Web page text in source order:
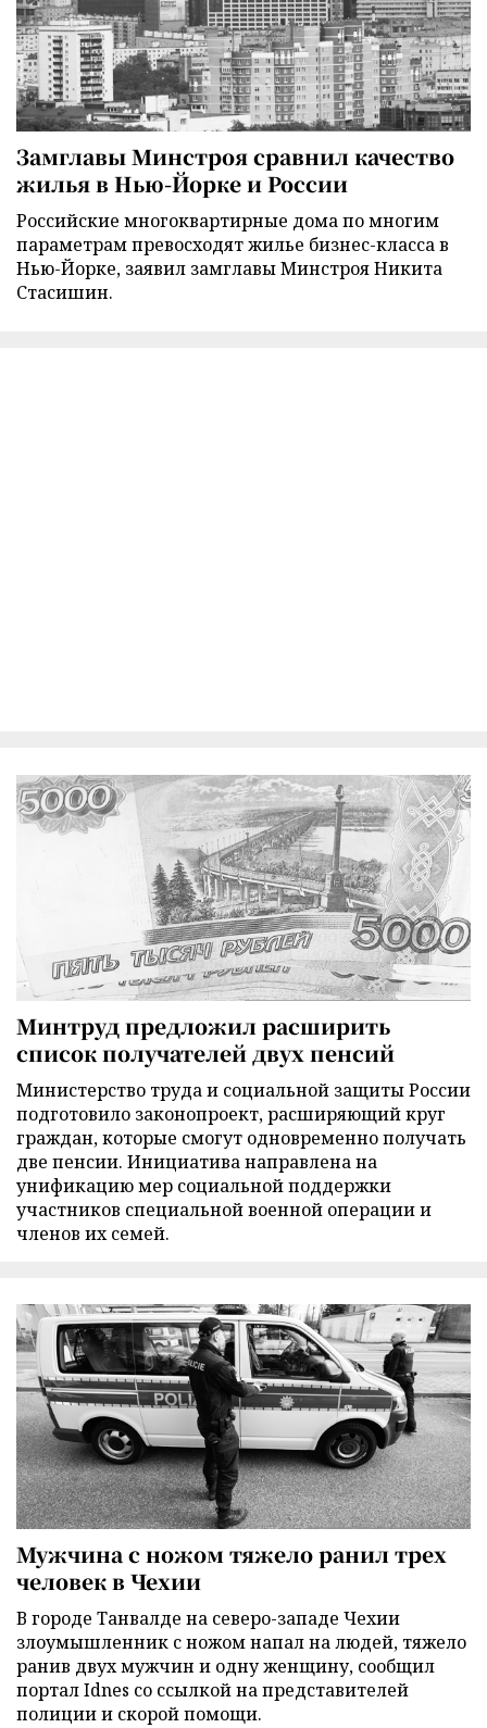
Замглавы Минстроя сравнил качество
жилья в Нью-Йорке и России
Российские многоквартирные дома по многим
параметрам превосходят жилье бизнес-класса в
Нью-Йорке, заявил замглавы Минстроя Никита
Стасишин.
Минтруд предложил расширить
список получателей двух пенсий
Министерство труда и социальной защиты России
подготовило законопроект, расширяющий круг
граждан, которые смогут одновременно получать
две пенсии. Инициатива направлена на
унификацию мер социальной поддержки
участников специальной военной операции и
членов их семей.
Мужчина с ножом тяжело ранил трех
человек в Чехии
В городе Танвалде на северо-западе Чехии
злоумышленник с ножом напал на людей, тяжело
ранив двух мужчин и одну женщину, сообщил
портал Idnes со ссылкой на представителей
полиции и скорой помощи.